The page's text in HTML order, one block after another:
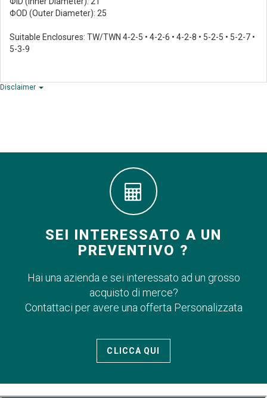
ΦOD (Outer Diameter): 25
Suitable Enclosures: TW/TWN 4-2-5 • 4-2-6 • 4-2-8 • 5-2-5 • 5-2-7 •
5-3-9
Disclaimer
SEI INTERESSATO A UN
PREVENTIVO ?
Hai una azienda e sei interessato ad un grosso
acquisto di merce?
Contattaci per avere una offerta Personalizzata
CLICCA QUI